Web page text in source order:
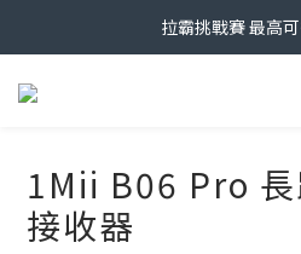
拉霸挑戰賽 最高
1Mii B06 Pro
接收器